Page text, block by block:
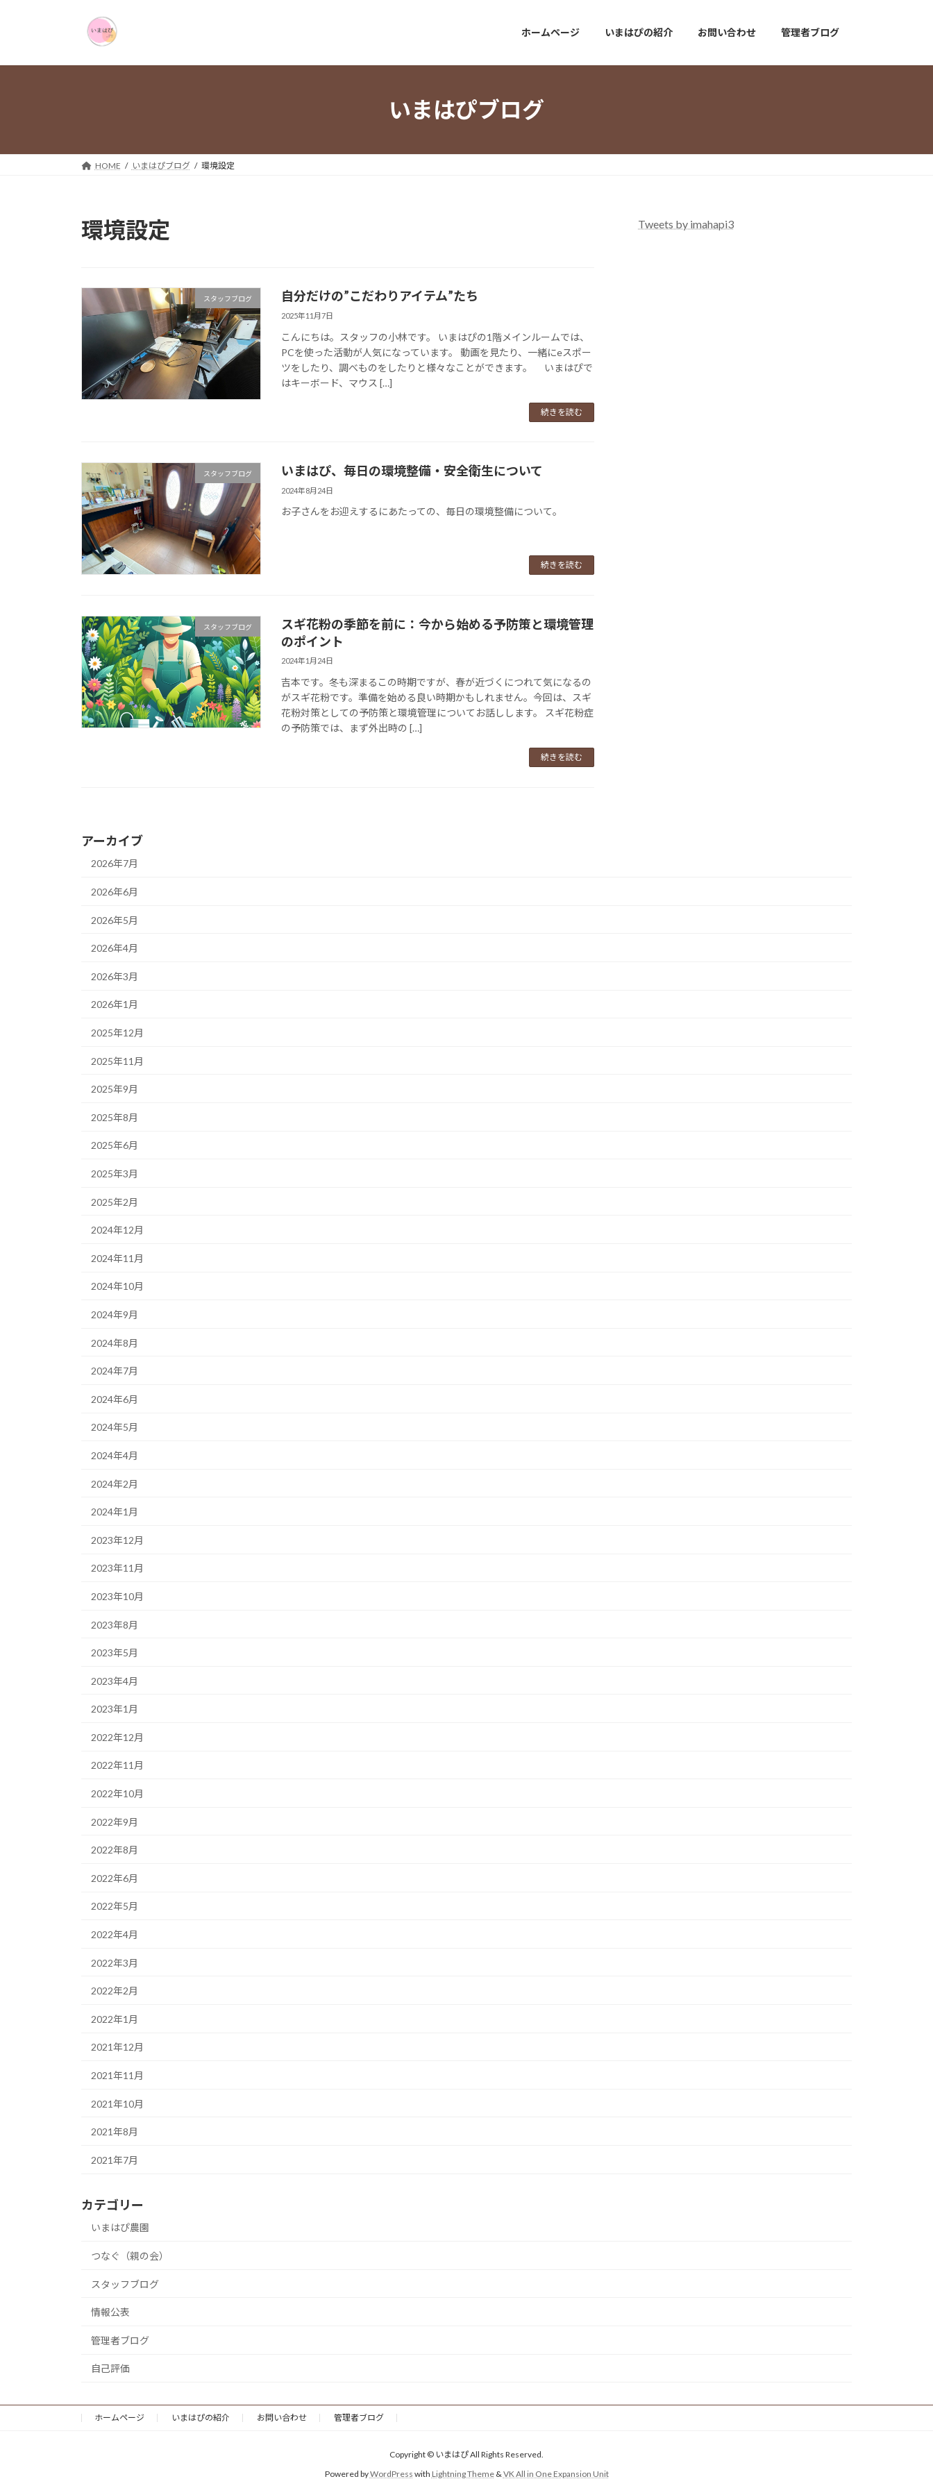
プ
動
ホームページ いまはぴの紹介 お問い合わせ 管理者ブログ
いまはぴブログ
HOME いまはぴブログ 環境設定
環境設定
スタッフブログ 自分だけの”こだわりアイテム”たち
2025年11月7日
こんにちは。スタッフの小林です。 いまはぴの1階メインルームでは、
PCを使った活動が人気になっています。 動画を見たり、一緒にeスポー
ツをしたり、調べものをしたりと様々なことができます。 いまはぴで
はキーボード、マウス […]
続きを読む
スタッフブログ いまはぴ、毎日の環境整備・安全衛生について
2024年8月24日
お子さんをお迎えするにあたっての、毎日の環境整備について。
続きを読む
スタッフブログ
スギ花粉の季節を前に：今から始める予防策と環境管理
のポイント
2024年1月24日
吉本です。冬も深まるこの時期ですが、春が近づくにつれて気になるの
がスギ花粉です。準備を始める良い時期かもしれません。今回は、スギ
花粉対策としての予防策と環境管理についてお話しします。 スギ花粉症
の予防策では、まず外出時の […]
続きを読む
Tweets by imahapi3
アーカイブ
2026年7月
2026年6月
2026年5月
2026年4月
2026年3月
2026年1月
2025年12月
2025年11月
2025年9月
2025年8月
2025年6月
2025年3月
2025年2月
2024年12月
2024年11月
2024年10月
2024年9月
2024年8月
2024年7月
2024年6月
2024年5月
2024年4月
2024年2月
2024年1月
2023年12月
2023年11月
2023年10月
2023年8月
2023年5月
2023年4月
2023年1月
2022年12月
2022年11月
2022年10月
2022年9月
2022年8月
2022年6月
2022年5月
2022年4月
2022年3月
2022年2月
2022年1月
2021年12月
2021年11月
2021年10月
2021年8月
2021年7月
カテゴリー
いまはぴ農園
つなぐ（親の会）
スタッフブログ
情報公表
管理者ブログ
自己評価
ホームページ いまはぴの紹介 お問い合わせ 管理者ブログ
Copyright © いまはぴ All Rights Reserved.
Powered byWordPress with Lightning Theme&VK All in One Expansion Unit